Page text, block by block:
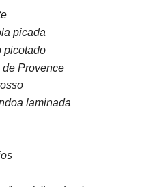
picada
Provence
laminada